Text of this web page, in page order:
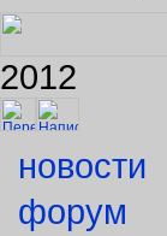
2012
новости
форум